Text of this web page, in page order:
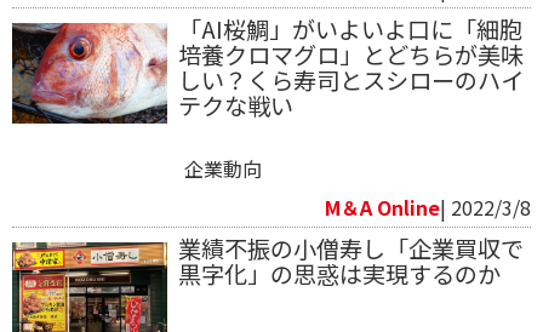
「AI桜鯛」がいよいよ口に「細胞
培養クロマグロ」とどちらが美味
しい？くら寿司とスシローのハイ
テクな戦い
企業動向
M＆A Online| 2022/3/8
業績不振の小僧寿し「企業買収で
黒字化」の思惑は実現するのか